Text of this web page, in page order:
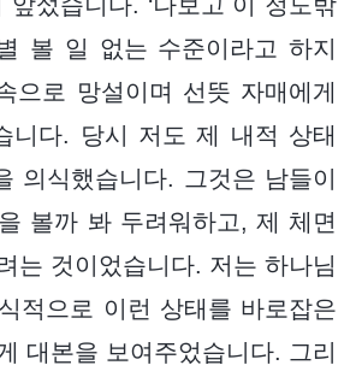
볼 일 없는 수준이라고 하지
으로 망설이며 선뜻 자매에게
니다. 당시 저도 제 내적 상태
의식했습니다. 그것은 남들이
볼까 봐 두려워하고, 제 체면
는 것이었습니다. 저는 하나님
적으로 이런 상태를 바로잡은
대본을 보여주었습니다. 그리